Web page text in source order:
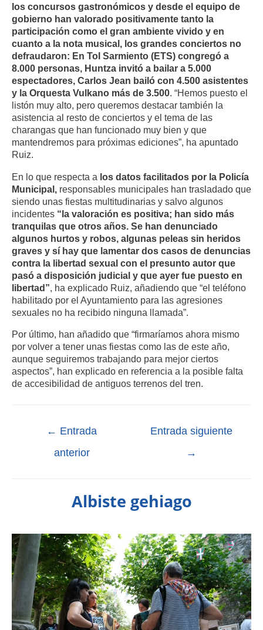
los concursos gastronómicos y desde el equipo de
gobierno han valorado positivamente tanto la
participación como el gran ambiente vivido y en
cuanto a la nota musical, los grandes conciertos no
defraudaron: En Tol Sarmiento (ETS) congregó a
8.000 personas, Huntza invitó a bailar a 5.000
espectadores, Carlos Jean bailó con 4.500 asistentes
y la Orquesta Vulkano más de 3.500. “Hemos puesto el
listón muy alto, pero queremos destacar también la
asistencia al resto de conciertos y el tema de las
charangas que han funcionado muy bien y que
mantendremos para próximas ediciones”, ha apuntado
Ruiz.
En lo que respecta a los datos facilitados por la Policía
Municipal, responsables municipales han trasladado que
siendo unas fiestas multitudinarias y salvo algunos
incidentes “la valoración es positiva; han sido más
tranquilas que otros años. Se han denunciado
algunos hurtos y robos, algunas peleas sin heridos
graves y sí hay que lamentar dos casos de denuncias
contra la libertad sexual con el presunto autor que
pasó a disposición judicial y que ayer fue puesto en
libertad”, ha explicado Ruiz, añadiendo que “el teléfono
habilitado por el Ayuntamiento para las agresiones
sexuales no ha recibido ninguna llamada”.
Por último, han añadido que “firmaríamos ahora mismo
por volver a tener unas fiestas como las de este año,
aunque seguiremos trabajando para mejor ciertos
aspectos”, han explicado en referencia a la posible falta
de accesibilidad de antiguos terrenos del tren.
← Entrada
anterior
Entrada siguiente
→
Albiste gehiago